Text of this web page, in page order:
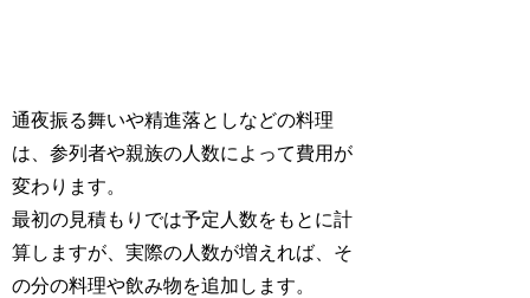
通夜振る舞いや精進落としなどの料理
は、参列者や親族の人数によって費用が
変わります。
最初の見積もりでは予定人数をもとに計
算しますが、実際の人数が増えれば、そ
の分の料理や飲み物を追加します。